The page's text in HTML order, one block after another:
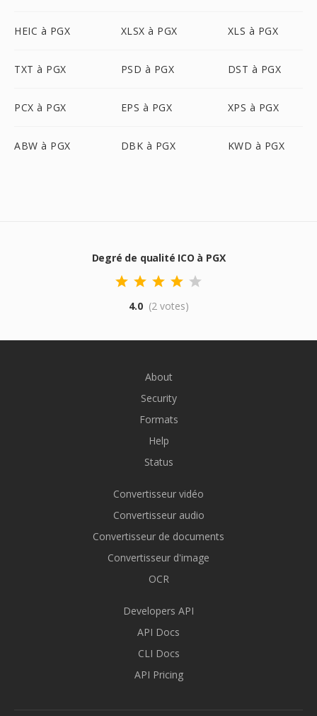
HEIC à PGX XLSX à PGX XLS à PGX
TXT à PGX PSD à PGX DST à PGX
PCX à PGX EPS à PGX XPS à PGX
ABW à PGX DBK à PGX KWD à PGX
Degré de qualité ICO à PGX
4.0 (2 votes)
About
Security
Formats
Help
Status
Convertisseur vidéo
Convertisseur audio
Convertisseur de documents
Convertisseur d'image
OCR
Developers API
API Docs
CLI Docs
API Pricing